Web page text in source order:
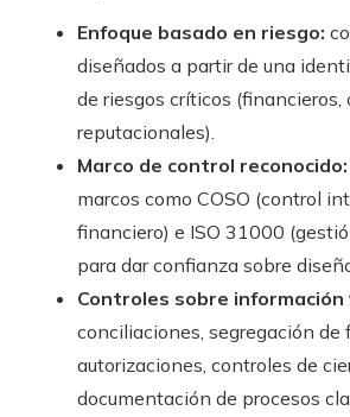
Enfoque basado en riesgo:
diseñados a partir de una
de riesgos críticos (financieros,
reputacionales).
Marco de control reconocido:
marcos como COSO (control
financiero) e ISO 31000
para dar confianza sobre
Controles sobre información
conciliaciones, segregación de
autorizaciones, controles de
documentación de procesos